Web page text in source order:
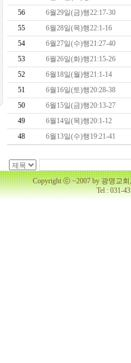
56
6월29일(금)행22:17-30
55
6월28일(목)행22:1-16
54
6월27일(수)행21:27-40
53
6월26일(화)행21:15-26
52
6월18일(월)행21:1-14
51
6월16일(토)행20:28-38
50
6월15일(금)행20:13-27
49
6월14일(목)행20:1-12
48
6월13일(수)행19:21-41
Copyright ⓒ ~2007 by 광명교
Tel : 031-